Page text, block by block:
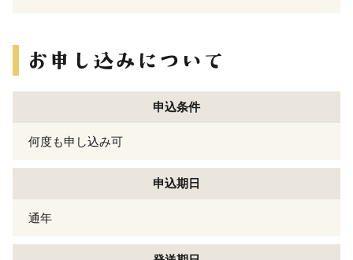
申込条件
何度も申し込み可
申込期日
通年